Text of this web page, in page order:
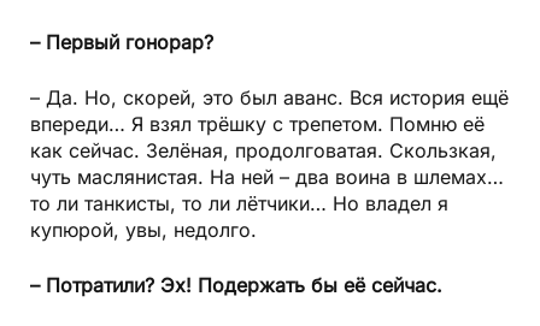
– Первый гонорар?
– Да. Но, скорей, это был аванс. Вся история ещё
впереди… Я взял трёшку с трепетом. Помню её
как сейчас. Зелёная, продолговатая. Скользкая,
чуть маслянистая. На ней – два воина в шлемах…
то ли танкисты, то ли лётчики… Но владел я
купюрой, увы, недолго.
– Потратили? Эх! Подержать бы её сейчас.